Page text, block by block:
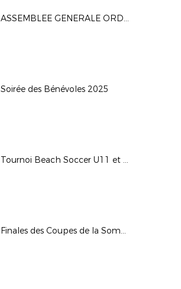
ASSEMBLEE GENERALE ORDINAIRE DU DSF (04/10)
Soirée des Bénévoles 2025
Tournoi Beach Soccer U11 et U13
Finales des Coupes de la Somme Seniors 2025